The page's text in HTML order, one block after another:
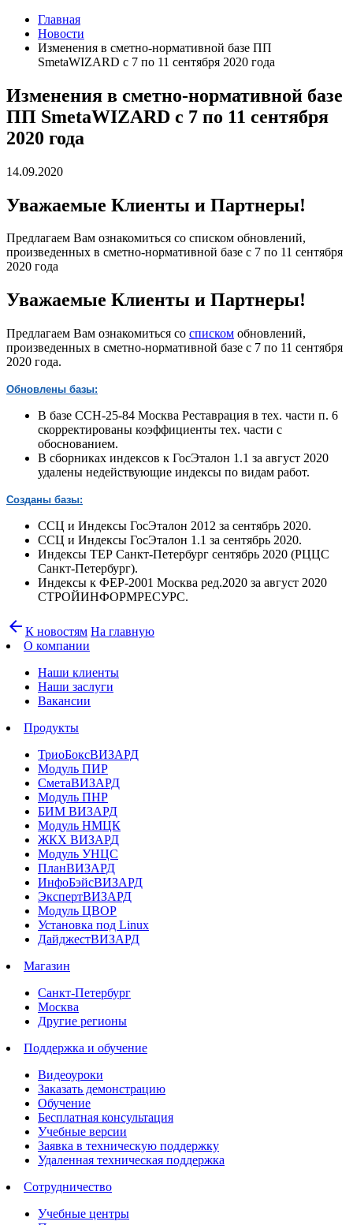
Главная
Новости
Изменения в сметно-нормативной базе ПП
SmetaWIZARD с 7 по 11 сентября 2020 года
Изменения в сметно-нормативной базе
ПП SmetaWIZARD с 7 по 11 сентября
2020 года
14.09.2020
Уважаемые Клиенты и Партнеры!
Предлагаем Вам ознакомиться со списком обновлений,
произведенных в сметно-нормативной базе с 7 по 11 сентября
2020 года
Уважаемые Клиенты и Партнеры!
Предлагаем Вам ознакомиться со списком обновлений,
произведенных в сметно-нормативной базе с 7 по 11 сентября
2020 года.
Обновлены базы:
В базе ССН-25-84 Москва Реставрация в тех. части п. 6
скорректированы коэффициенты тех. части с
обоснованием.
В сборниках индексов к ГосЭталон 1.1 за август 2020
удалены недействующие индексы по видам работ.
Созданы базы:
ССЦ и Индексы ГосЭталон 2012 за сентябрь 2020.
ССЦ и Индексы ГосЭталон 1.1 за сентябрь 2020.
Индексы ТЕР Санкт-Петербург сентябрь 2020 (РЦЦС
Санкт-Петербург).
Индексы к ФЕР-2001 Москва ред.2020 за август 2020
СТРОЙИНФОРМРЕСУРС.
arrow_back К новостям На главную
О компании
Наши клиенты
Наши заслуги
Вакансии
Продукты
ТриоБоксВИЗАРД
Модуль ПИР
СметаВИЗАРД
Модуль ПНР
БИМ ВИЗАРД
Модуль НМЦК
ЖКХ ВИЗАРД
Модуль УНЦС
ПланВИЗАРД
ИнфоБэйсВИЗАРД
ЭкспертВИЗАРД
Модуль ЦВОР
Установка под Linux
ДайджестВИЗАРД
Магазин
Санкт-Петербург
Москва
Другие регионы
Поддержка и обучение
Видеоуроки
Заказать демонстрацию
Обучение
Бесплатная консультация
Учебные версии
Заявка в техническую поддержку
Удаленная техническая поддержка
Сотрудничество
Учебные центры